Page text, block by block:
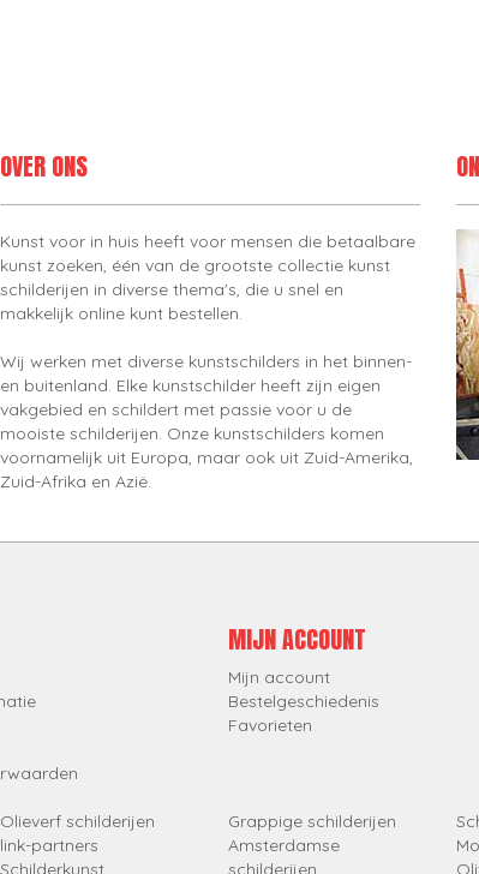
OVER ONS
Kunst voor in huis heeft voor mensen die betaalbare
kunst zoeken, één van de grootste collectie kunst
schilderijen in diverse thema's, die u snel en
makkelijk online kunt bestellen.
Wij werken met diverse kunstschilders in het binnen-
en buitenland. Elke kunstschilder heeft zijn eigen
vakgebied en schildert met passie voor u de
mooiste schilderijen. Onze kunstschilders komen
voornamelijk uit Europa, maar ook uit Zuid-Amerika,
Zuid-Afrika en Azië.
MIJN ACCOUNT
Mijn account
Bestelgeschiedenis
Favorieten
Olieverf schilderijen
link-partners
Schilderkunst
Grappige schilderijen
Amsterdamse
schilderijen